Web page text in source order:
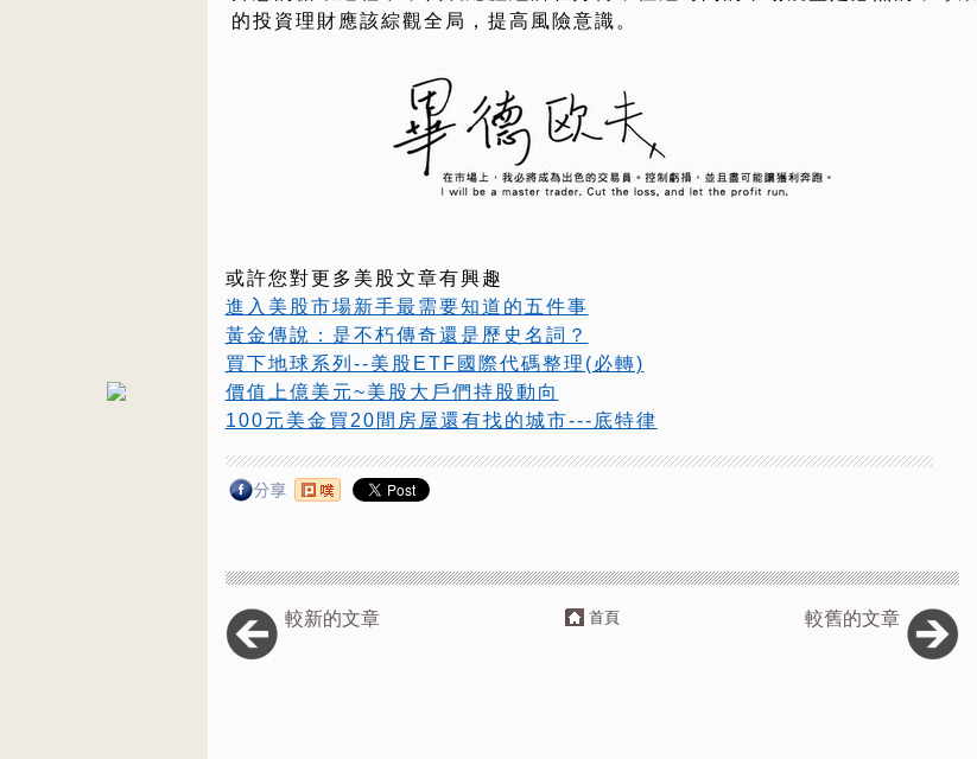
的投資理財應該綜觀全局，提高風險意識。
或許您對更多美股文章有興趣
進入美股市場新手最需要知道的五件事
黃金傳說：是不朽傳奇還是歷史名詞？
買下地球系列--美股ETF國際代碼整理(必轉)
價值上億美元~美股大戶們持股動向
100元美金買20間房屋還有找的城市---底特律
較新的文章 較舊的文章
首頁